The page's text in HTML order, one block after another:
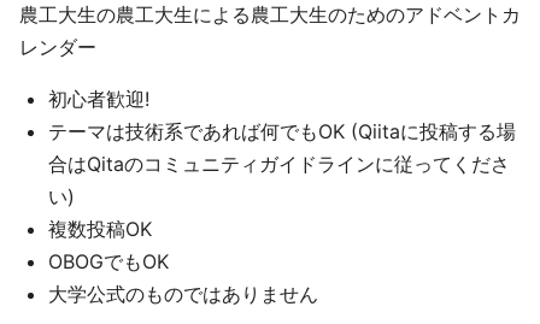
農工大生の農工大生による農工大生のためのアドベントカ
レンダー
初心者歓迎!
テーマは技術系であれば何でもOK (Qiitaに投稿する場
合はQitaのコミュニティガイドラインに従ってくださ
い)
複数投稿OK
OBOGでもOK
大学公式のものではありません